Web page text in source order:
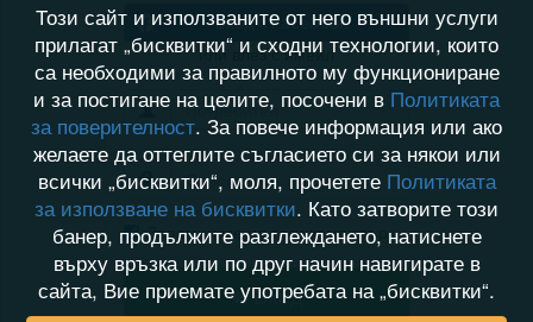
Вход с Facebook
или влез с имейл
Запомни ме на този компютър
Вход
Този сайт и използваните от него външни услуги
прилагат „бисквитки“ и сходни технологии, които
са необходими за правилното му функциониране
и за постигане на целите, посочени в Политиката
за поверителност. За повече информация или ако
желаете да оттеглите съгласието си за някои или
всички „бисквитки“, моля, прочетете Политиката
за използване на бисквитки. Като затворите този
банер, продължите разглеждането, натиснете
върху връзка или по друг начин навигирате в
сайта, Вие приемате употребата на „бисквитки“.